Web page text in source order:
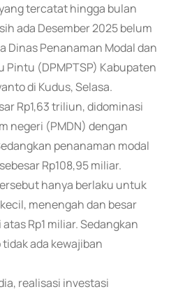
tercatat hingga bulan
ada Desember 2025 belum
Dinas Penanaman Modal dan
Pintu (DPMPTSP) Kabupaten
di Kudus, Selasa.
Rp1,63 triliun, didominasi
negeri (PMDN) dengan
penanaman modal
Rp108,95 miliar.
hanya berlaku untuk
menengah dan besar
Rp1 miliar. Sedangkan
ada kewajiban
realisasi investasi